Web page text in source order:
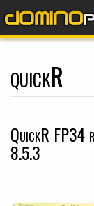
quickR
QuickR FP34
8.5.3